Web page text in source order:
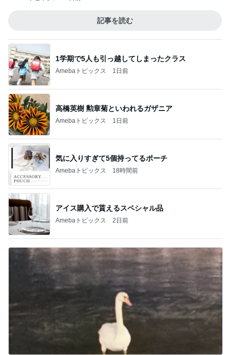
記事を読む
1学期で5人も引っ越してしまったクラス
Amebaトピックス 1日前
高橋英樹 勲章菊といわれるガザニア
Amebaトピックス 1日前
気に入りすぎて5個持ってるポーチ
Amebaトピックス 18時間前
アイス購入で貰えるスペシャル品
Amebaトピックス 2日前